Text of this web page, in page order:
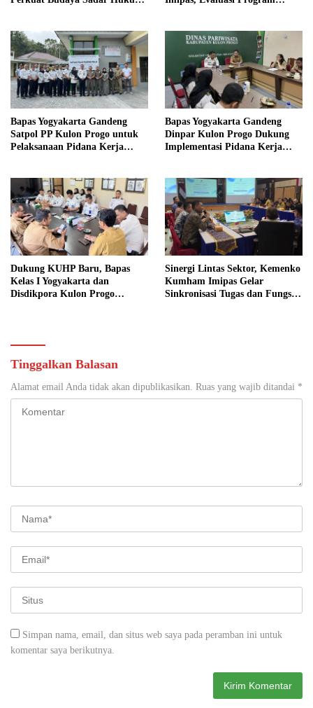
Bapas Yogyakarta Gandeng
Satpol PP Kulon Progo untuk
Pelaksanaan Pidana Kerja
Bapas Yogyakarta Gandeng
Dinpar Kulon Progo Dukung
Implementasi Pidana Kerja
Dukung KUHP Baru, Bapas
Kelas I Yogyakarta dan
Disdikpora Kulon Progo
Sinergi Lintas Sektor, Kemenko
Kumham Imipas Gelar
Sinkronisasi Tugas dan Fungsi
Tinggalkan Balasan
Alamat email Anda tidak akan dipublikasikan. Ruas yang wajib ditandai *
Simpan nama, email, dan situs web saya pada peramban ini untuk
komentar saya berikutnya.